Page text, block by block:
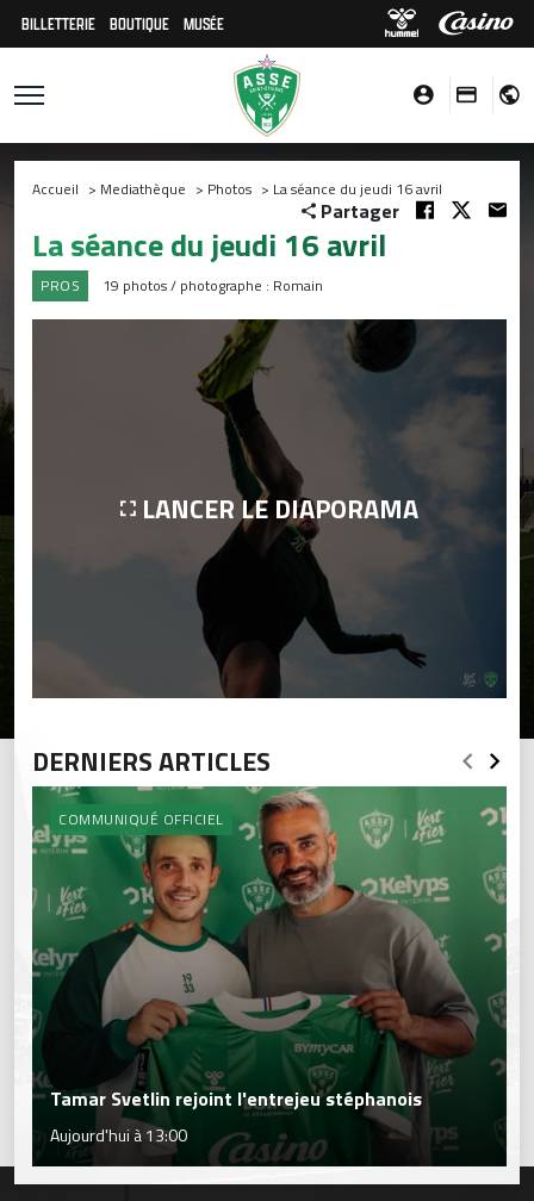
BILLETTERIE BOUTIQUE MUSÉE
Accueil > Mediathèque > Photos > La séance du jeudi 16 avril
Partager
La séance du jeudi 16 avril
PROS 19 photos / photographe : Romain
LANCER LE DIAPORAMA
DERNIERS ARTICLES
COMMUNIQUÉ OFFICIEL
Tamar Svetlin rejoint l'entrejeu stéphanois
Aujourd'hui à 13:00